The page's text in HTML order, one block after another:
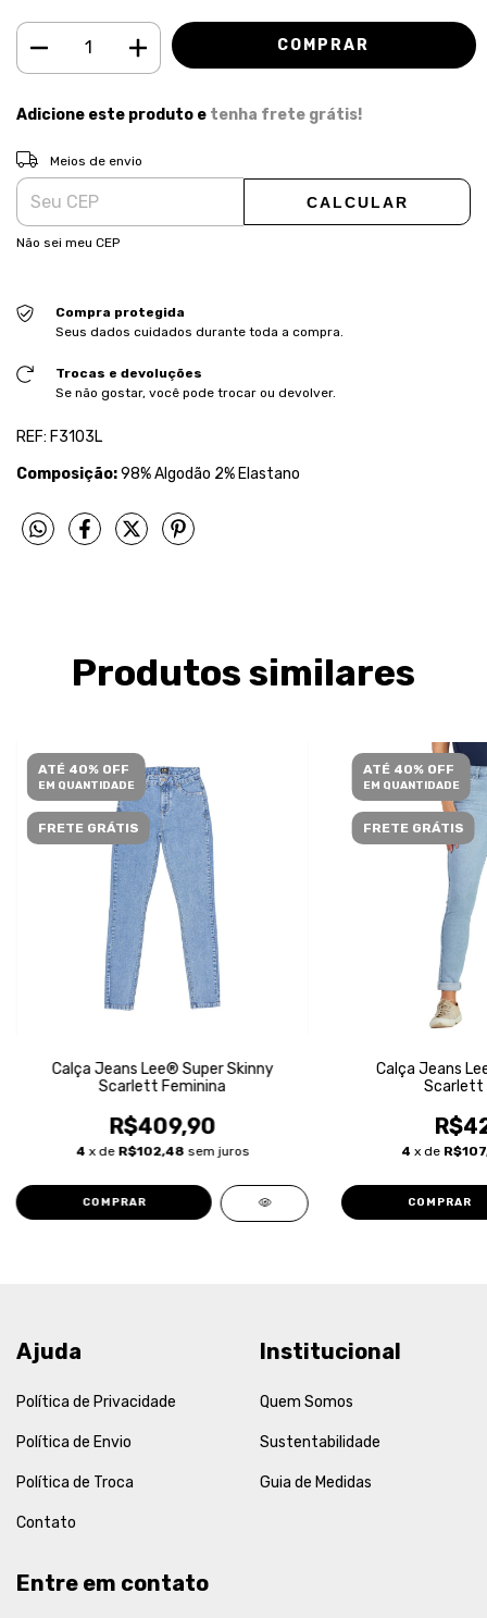
Adicione este produto e tenha frete grátis!
Entregas para o CEP:
Meios de envio
CALCULAR
Não sei meu CEP
Compra protegida
Seus dados cuidados durante toda a compra.
Trocas e devoluções
Se não gostar, você pode trocar ou devolver.
REF: F3103L
Composição:98% Algodão 2% Elastano
Produtos similares
ATÉ 40% OFF
EM QUANTIDADE
FRETE GRÁTIS
Calça Jeans Lee® Super Skinny
Scarlett Feminina
R$409,90
4 x de R$102,48 sem juros
COMPRAR
ATÉ 40% OFF
EM QUANTIDADE
FRETE GRÁTIS
Calça Jeans
Scarlett
4 x de
COMPRAR
Ajuda
Política de Privacidade
Política de Envio
Política de Troca
Contato
Institucional
Quem Somos
Sustentabilidade
Guia de Medidas
Entre em contato